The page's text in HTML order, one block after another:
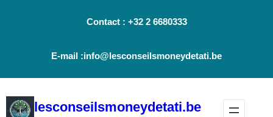
Contact : +32 2 6680333
E-mail :info@lesconseilsmoneydetati.be
lesconseilsmoneydetati.be